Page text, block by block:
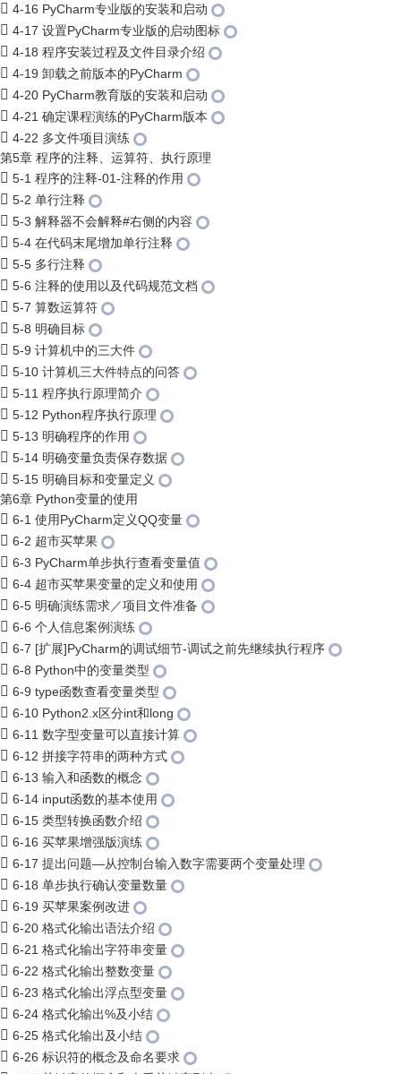
4-16 PyCharm专业版的安装和启动
4-17 设置PyCharm专业版的启动图标
4-18 程序安装过程及文件目录介绍
4-19 卸载之前版本的PyCharm
4-20 PyCharm教育版的安装和启动
4-21 确定课程演练的PyCharm版本
4-22 多文件项目演练
第5章 程序的注释、运算符、执行原理
5-1 程序的注释-01-注释的作用
5-2 单行注释
5-3 解释器不会解释#右侧的内容
5-4 在代码末尾增加单行注释
5-5 多行注释
5-6 注释的使用以及代码规范文档
5-7 算数运算符
5-8 明确目标
5-9 计算机中的三大件
5-10 计算机三大件特点的问答
5-11 程序执行原理简介
5-12 Python程序执行原理
5-13 明确程序的作用
5-14 明确变量负责保存数据
5-15 明确目标和变量定义
第6章 Python变量的使用
6-1 使用PyCharm定义QQ变量
6-2 超市买苹果
6-3 PyCharm单步执行查看变量值
6-4 超市买苹果变量的定义和使用
6-5 明确演练需求／项目文件准备
6-6 个人信息案例演练
6-7 [扩展]PyCharm的调试细节-调试之前先继续执行程序
6-8 Python中的变量类型
6-9 type函数查看变量类型
6-10 Python2.x区分int和long
6-11 数字型变量可以直接计算
6-12 拼接字符串的两种方式
6-13 输入和函数的概念
6-14 input函数的基本使用
6-15 类型转换函数介绍
6-16 买苹果增强版演练
6-17 提出问题—从控制台输入数字需要两个变量处理
6-18 单步执行确认变量数量
6-19 买苹果案例改进
6-20 格式化输出语法介绍
6-21 格式化输出字符串变量
6-22 格式化输出整数变量
6-23 格式化输出浮点型变量
6-24 格式化输出%及小结
6-25 格式化输出及小结
6-26 标识符的概念及命名要求